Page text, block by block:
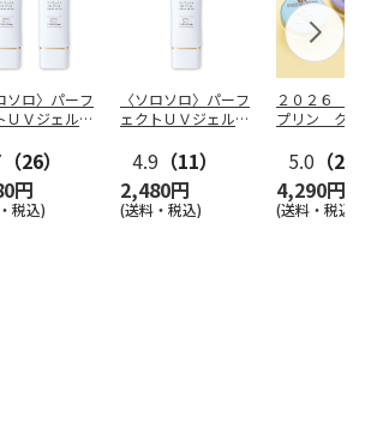
ソロ〉パーフ
ＵＶジェル
（26）
円
税込)
〈ソロソロ〉パーフ
ェクトＵＶジェル
4.9 （11）
2,480円
(送料・税込)
２０２６ ポム
プリン クッシ
個セ…
5.0 （2）
4,290円
(送料・税込)